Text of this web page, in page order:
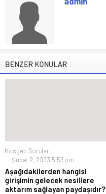
BENZER KONULAR
Kosgeb Soruları
Şubat 2, 2023 5:59 pm
Aşağıdakilerden hangisi
girişimin gelecek nesillere
aktarım sağlayan paydaşıdır?